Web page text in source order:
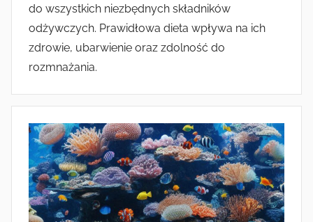
do wszystkich niezbędnych składników
odżywczych. Prawidłowa dieta wpływa na ich
zdrowie, ubarwienie oraz zdolność do
rozmnażania.